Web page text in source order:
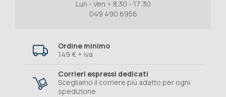
Lun - Ven • 8.30 - 17:30
049 490 6956
Ordine minimo
149 € + iva
Corrieri espressi dedicati
Scegliamo il corriere più adatto per ogni
spedizione